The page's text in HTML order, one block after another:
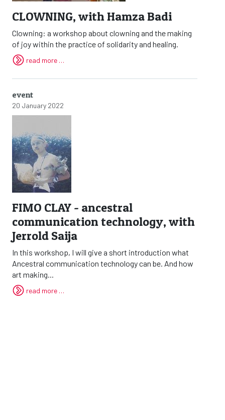
CLOWNING, with Hamza Badi
Clowning: a workshop about clowning and the making
of joy within the practice of solidarity and healing.
read more …
event
20 January 2022
FIMO CLAY - ancestral
communication technology, with
Jerrold Saija
In this workshop, I will give a short introduction what
Ancestral communication technology can be. And how
art making...
read more …